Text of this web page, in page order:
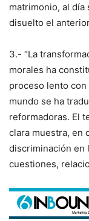
matrimonio, al
disuelto el
3.- “La
morales ha
proceso lento
mundo se ha
reformadoras. El
clara muestra, en
discriminación en
cuestiones,